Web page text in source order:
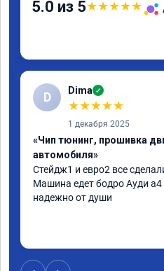
5.0 из 5★★★★★
D Dima ✓
★★★★★
1 декабря 2025
«Чип тюнинг, прошивка
автомобиля»
Стейдж1 и евро2 все
Машина едет бодро Ауди а4
надежно от души